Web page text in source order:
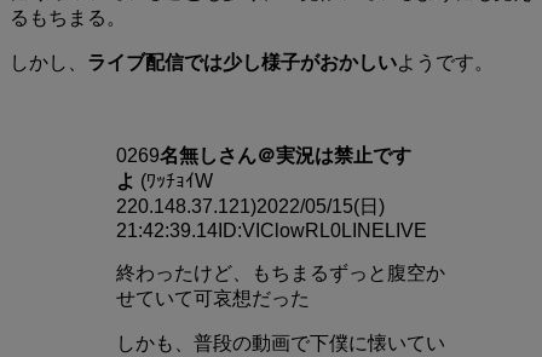
るもちまる。
しかし、 ライブ配信では少し様子がおかしいようです。
0269名無しさん＠実況は禁止です
よ (ﾜｯﾁｮｲW
220.148.37.121)2022/05/15(日)
21:42:39.14ID:VIClowRL0LINELIVE
終わったけど、もちまるずっと腹空か
せていて可哀想だった
しかも、普段の動画で下僕に懐いてい